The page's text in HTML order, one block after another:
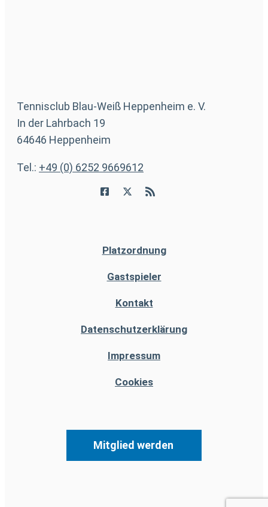
Tennisclub Blau-Weiß Heppenheim e. V.
In der Lahrbach 19
64646 Heppenheim
Tel.: +49 (0) 6252 9669612
Platzordnung
Gastspieler
Kontakt
Datenschutzerklärung
Impressum
Cookies
Mitglied werden